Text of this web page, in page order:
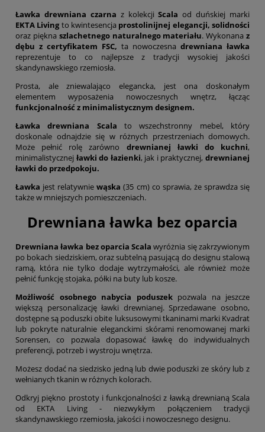
Ławka drewniana czarna z kolekcji Scala od duńskiej marki
EKTA Livingto kwintesencja prostolinijnej elegancji, solidności
oraz piękna szlachetnego naturalnego materiału. Wykonanaz
dębu z certyfikatem FSC, ta nowoczesna drewniana ławka
reprezentuje to co najlepsze z tradycji wysokiej jakości
skandynawskiego rzemiosła.
Prosta, ale zniewalająco elegancka, jest ona doskonałym
elementem wyposażenia nowoczesnych wnętrz, łącząc
funkcjonalność z minimalistycznym designem.
Ławka drewniana Scala to wszechstronny mebel, który
doskonale odnajdzie się w różnych przestrzeniach domowych.
Może pełnić rolę zarówno drewnianej ławki do kuchni,
minimalistycznej ławki do łazienki, jak i praktycznej,drewnianej
ławki do przedpokoju.
Ławka jest relatywniewąska (35 cm) co sprawia, że sprawdza się
także w mniejszych pomieszczeniach.
Drewniana ławka bez oparcia
Drewniana ławka bez oparcia Scala wyróżnia się zakrzywionym
po bokach siedziskiem, oraz subtelną pasującą do designu stalową
ramą, która nie tylko dodaje wytrzymałości, ale również może
pełnić funkcję stojaka, półki na buty lub kosze.
Możliwość osobnego nabycia poduszekpozwala na jeszcze
większą personalizację ławki drewnianej. Sprzedawane osobno,
dostępne są poduszki obite luksusowymi tkaninami marki Kvadrat
lub pokryte naturalnie eleganckimi skórami renomowanej marki
Sorensen, co pozwala dopasować ławkę do indywidualnych
preferencji, potrzeb i wystroju wnętrza.
Możesz dodać na siedzisko jedną lub dwie poduszki ze skóry lub z
wełnianych tkanin w różnych kolorach.
Odkryj piękno prostoty i funkcjonalności z ławką drewnianą Scala
od EKTA Living - niezwykłym połączeniem tradycji
skandynawskiego rzemiosła, jakości i nowoczesnego designu.